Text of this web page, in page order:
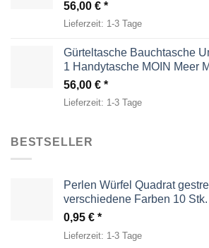
56,00 €
Lieferzeit: 1-3 Tage
Gürteltasche Bauchtasche
1 Handytasche MOIN Meer
56,00 €
Lieferzeit: 1-3 Tage
BESTSELLER
Perlen Würfel Quadrat
verschiedene Farben 10 Stk.
0,95 €
Lieferzeit: 1-3 Tage